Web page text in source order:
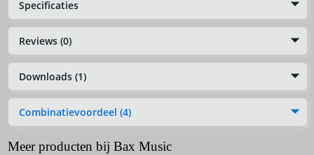
Specificaties
Reviews (0)
Downloads (1)
Combinatievoordeel (4)
Meer producten bij Bax Music